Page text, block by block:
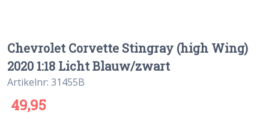
Chevrolet Corvette Stingray (high Wing)
2020 1:18 Licht Blauw/zwart
Artikelnr: 31455B
49,95